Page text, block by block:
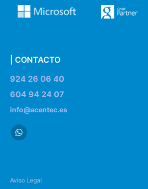
| CONTACTO
924 26 06 40
604 94 24 07
info@acentec.es
Aviso Legal